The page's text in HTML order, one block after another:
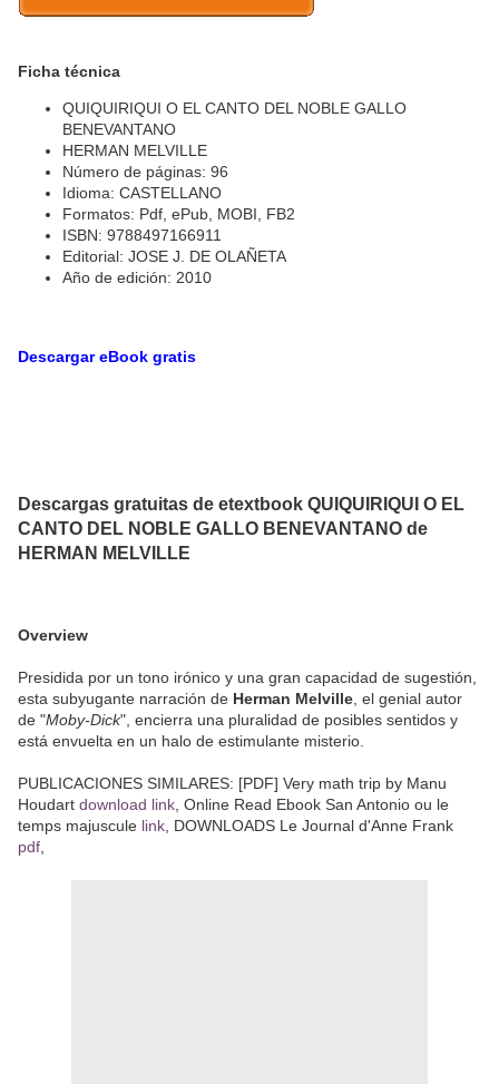
Ficha técnica
QUIQUIRIQUI O EL CANTO DEL NOBLE GALLO
BENEVANTANO
HERMAN MELVILLE
Número de páginas: 96
Idioma: CASTELLANO
Formatos: Pdf, ePub, MOBI, FB2
ISBN: 9788497166911
Editorial: JOSE J. DE OLAÑETA
Año de edición: 2010
Descargar eBook gratis
Descargas gratuitas de etextbook QUIQUIRIQUI O EL
CANTO DEL NOBLE GALLO BENEVANTANO de
HERMAN MELVILLE
Overview
Presidida por un tono irónico y una gran capacidad de sugestión,
esta subyugante narración de Herman Melville , el genial autor
de "Moby-Dick", encierra una pluralidad de posibles sentidos y
está envuelta en un halo de estimulante misterio.
PUBLICACIONES SIMILARES: [PDF] Very math trip by Manu
Houdart download link , Online Read Ebook San Antonio ou le
temps majuscule link , DOWNLOADS Le Journal d'Anne Frank
pdf